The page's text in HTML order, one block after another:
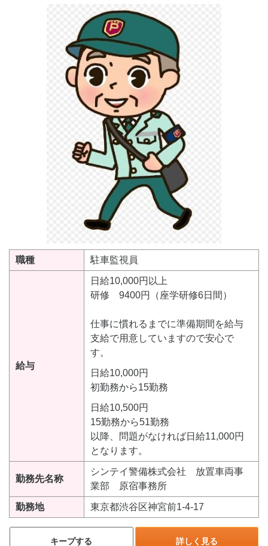
職種 駐車監視員
給与
日給10,000円以上
研修 9400円（座学研修6日間）
仕事に慣れるまでに準備期間を給与
支給で用意していますので安心で
す。
日給10,000円
初勤務から15勤務
日給10,500円
15勤務から51勤務
以降、問題がなければ日給11,000円
となります。
勤務先名称
シンテイ警備株式会社 放置車両事
業部 原宿事務所
勤務地 東京都渋谷区神宮前1-4-17
キープする 詳しく見る